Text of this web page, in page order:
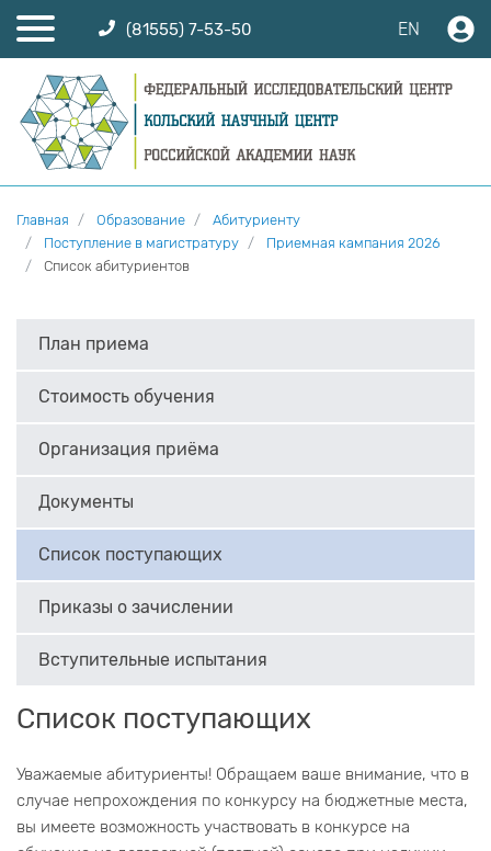
(81555) 7-53-50 EN
Главная Образование
Абитуриенту
Поступление в магистратуру
Приемная кампания 2026
Список абитуриентов
План приема
Стоимость обучения
Организация приёма
Документы
Список поступающих
Приказы о зачислении
Вступительные испытания
Список поступающих
Уважаемые абитуриенты! Обращаем ваше внимание, что в
случае непрохождения по конкурсу на бюджетные места,
вы имеете возможность участвовать в конкурсе на